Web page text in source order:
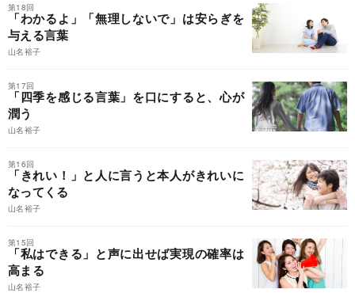
第18回
「わかるよ」「無理しないで」は安らぎを
与える言葉
山名裕子
第17回
「四季を感じる言葉」を口にすると、心が
潤う
山名裕子
第16回
「きれい！」と人に言うと本人がきれいに
なってくる
山名裕子
第15回
「私はできる」と声に出せば実現の確率は
高まる
山名裕子